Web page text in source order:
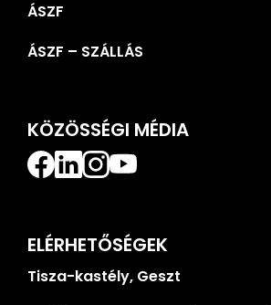
ÁSZF
ÁSZF – SZÁLLÁS
KÖZÖSSÉGI MÉDIA
ELÉRHETŐSÉGEK
Tisza-kastély, Geszt